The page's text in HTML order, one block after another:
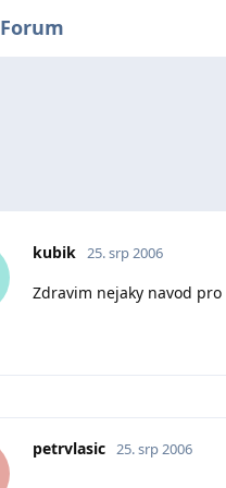
Forum
kubik 25. srp 2006
Zdravim nejaky navod pro
petrvlasic 25. srp 2006